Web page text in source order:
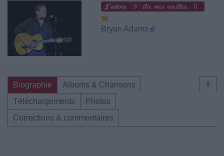
9 0
Bryan Adams
⇑
Biographie
Albums & Chansons
Téléchargements
Photos
Corrections & commentaires